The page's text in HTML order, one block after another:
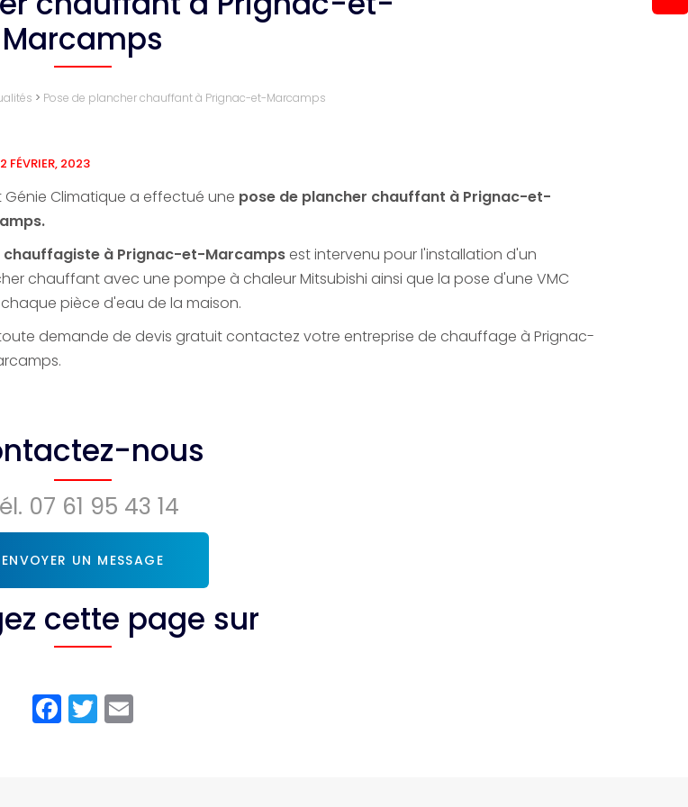
Marcamps
> Pose de plancher chauffant à Prignac-et-Marcamps
FÉVRIER, 2023
Génie Climatique a effectué une pose de plancher chauffant à Prignac-et-
chauffagiste à Prignac-et-Marcamps est intervenu pour l'installation d'un
chauffant avec une pompe à chaleur Mitsubishi ainsi que la pose d'une VMC
pièce d'eau de la maison.
demande de devis gratuit contactez votre entreprise de chauffage à Prignac-
nous
07 61 95 43 14
ENVOYER UN MESSAGE
cette page sur
Facebook
Twitter